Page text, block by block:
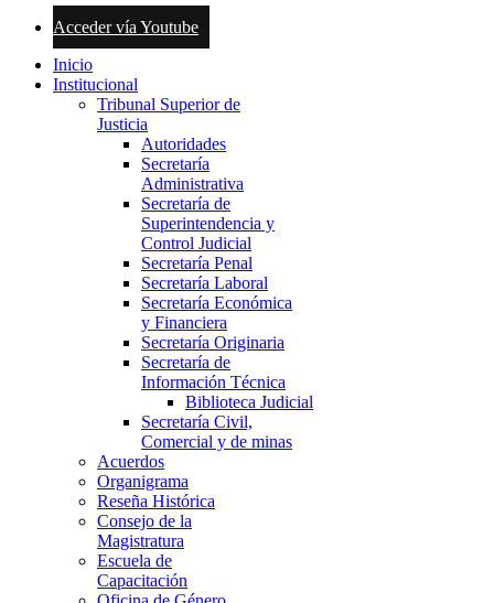
Acceder vía Youtube
Inicio
Institucional
Tribunal Superior de
Justicia
Autoridades
Secretaría
Administrativa
Secretaría de
Superintendencia y
Control Judicial
Secretaría Penal
Secretaría Laboral
Secretaría Económica
y Financiera
Secretaría Originaria
Secretaría de
Información Técnica
Biblioteca Judicial
Secretaría Civil,
Comercial y de minas
Acuerdos
Organigrama
Reseña Histórica
Consejo de la
Magistratura
Escuela de
Capacitación